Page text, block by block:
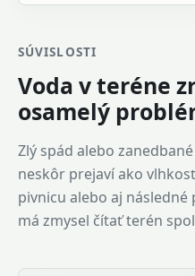
SÚVISLOSTI
Voda v teréne
osamelý
Zlý spád alebo
neskôr prejaví ako
pivnicu alebo aj
má zmysel čítať terén